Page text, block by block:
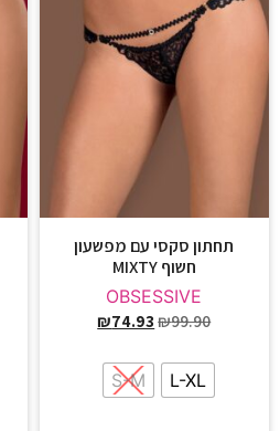
תחתון סקסי עם מפשעון
חשוף MIXTY
OBSESSIVE
₪99.90
₪74.93
L-XL
S-M